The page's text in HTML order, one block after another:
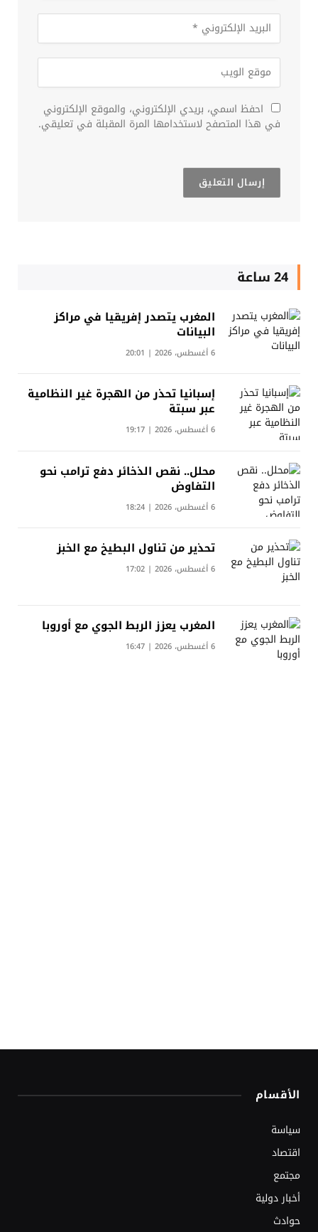
احفظ اسمي، بريدي الإلكتروني، والموقع الإلكتروني
في هذا المتصفح لاستخدامها المرة المقبلة في تعليقي.
24 ساعة
المغرب يتصدر إفريقيا في مراكز
البيانات
6 أغسطس، 2026 | 20:01
إسبانيا تحذر من الهجرة غير النظامية
عبر سبتة
6 أغسطس، 2026 | 19:17
محلل.. نقص الذخائر دفع ترامب نحو
التفاوض
6 أغسطس، 2026 | 18:24
تحذير من تناول البطيخ مع الخبز
6 أغسطس، 2026 | 17:02
المغرب يعزز الربط الجوي مع أوروبا
6 أغسطس، 2026 | 16:47
الأقسام
سياسة
اقتصاد
مجتمع
أخبار دولية
حوادث